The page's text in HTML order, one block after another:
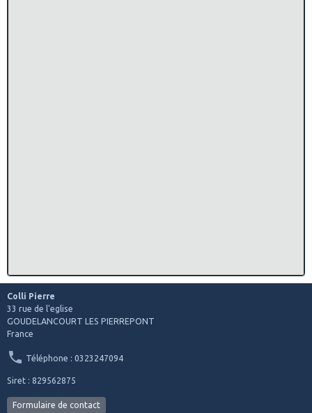
Colli Pierre
33 rue de l'eglise
GOUDELANCOURT LES PIERREPONT
France
Téléphone : 0323247094
Siret : 829562875
Formulaire de contact